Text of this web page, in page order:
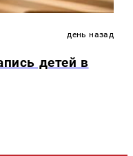
день назад
детей в